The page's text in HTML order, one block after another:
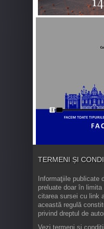
TERMENI ȘI
Informaţiile publicate
preluate doar în
citarea sursei cu link
această regulă
privind dreptul de
Vezi termeni și condiții